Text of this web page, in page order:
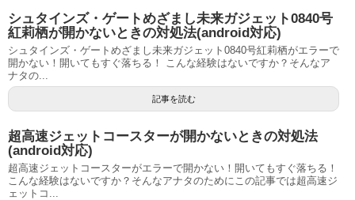
シュタインズ・ゲートめざまし未来ガジェット0840号
紅莉栖が開かないときの対処法(android対応)
シュタインズ・ゲートめざまし未来ガジェット0840号紅莉栖がエラーで
開かない！開いてもすぐ落ちる！ こんな経験はないですか？そんなア
ナタの...
記事を読む
超高速ジェットコースターが開かないときの対処法
(android対応)
超高速ジェットコースターがエラーで開かない！開いてもすぐ落ちる！
こんな経験はないですか？そんなアナタのためにこの記事では超高速ジ
ェットコ...